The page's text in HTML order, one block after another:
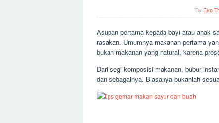
By Eko
Asupan pertama kepada bayi atau anak
rasakan. Umumnya makanan pertama
bukan makanan yang natural, karena
Dari segi komposisi makanan, bubur
dan sebagainya. Biasanya bukanlah